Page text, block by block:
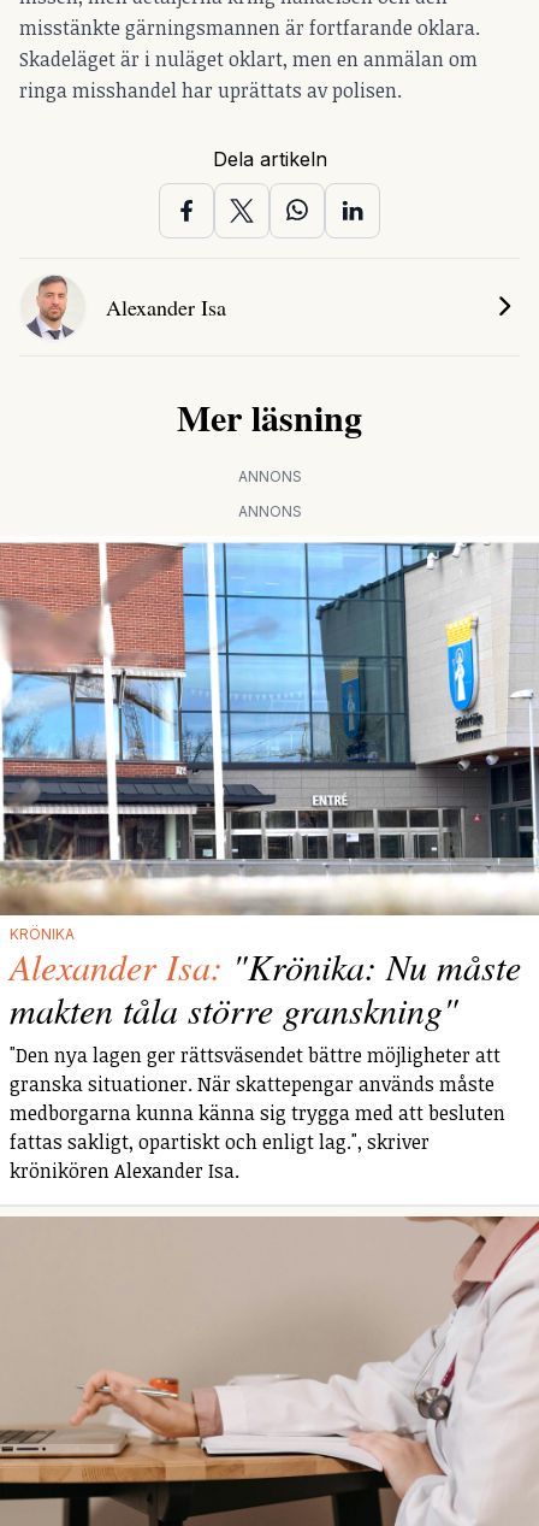
misstänkte gärningsmannen är fortfarande oklara.
Skadeläget är i nuläget oklart, men en anmälan om
ringa misshandel har uprättats av polisen.
Dela artikeln
Alexander Isa
Mer läsning
ANNONS
ANNONS
KRÖNIKA
Alexander Isa: "Krönika: Nu måste
makten tåla större granskning"
"Den nya lagen ger rättsväsendet bättre möjligheter att
granska situationer. När skattepengar används måste
medborgarna kunna känna sig trygga med att besluten
fattas sakligt, opartiskt och enligt lag.", skriver
krönikören Alexander Isa.